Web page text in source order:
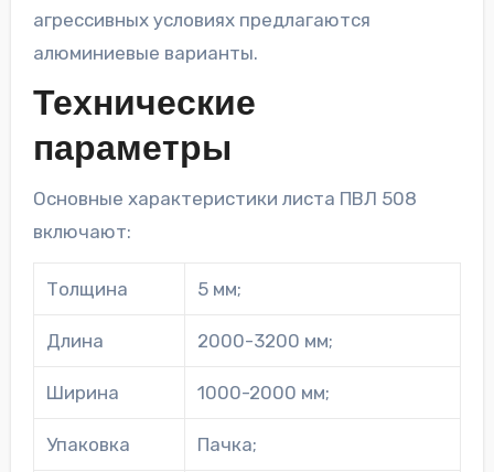
агрессивных условиях предлагаются
алюминиевые варианты.
Технические
параметры
Основные характеристики листа ПВЛ 508
включают:
Толщина 5 мм;
Длина 2000-3200 мм;
Ширина 1000-2000 мм;
Упаковка Пачка;